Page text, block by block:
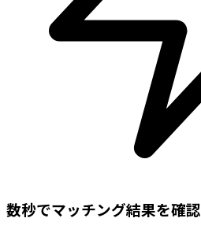
数秒でマッチング結果を確認